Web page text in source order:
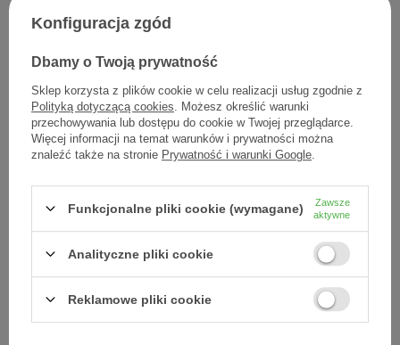
Dodaj do listy zakupowej
Kod produktu:5907594032767
Konfiguracja zgód
Dbamy o Twoją prywatność
Sklep korzysta z plików cookie w celu realizacji usług zgodnie z
Polityką dotyczącą cookies . Możesz określić warunki
przechowywania lub dostępu do cookie w Twojej przeglądarce.
Więcej informacji na temat warunków i prywatności można
znaleźć także na stronie Prywatność i warunki Google
Funkcjonalne pliki cookie (wymagane)
Zawsze
aktywne
Analityczne pliki cookie
Reklamowe pliki cookie